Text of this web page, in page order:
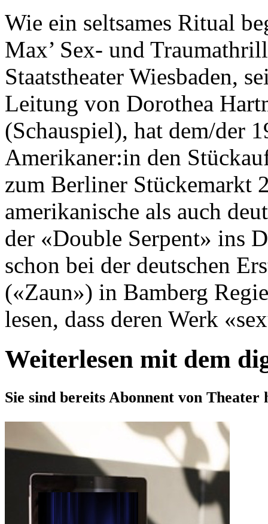
Wie ein seltsames Ritual
Max’ Sex- und
Staatstheater Wiesbaden,
Leitung von Dorothea
(Schauspiel), hat dem/der
Amerikaner:in den
zum Berliner Stückemarkt
amerikanische als auch
der «Double Serpent» ins
schon bei der deutschen
(«Zaun») in Bamberg
lesen, dass deren Werk
Weiterlesen mit dem
Sie sind bereits Abonnent von Theater